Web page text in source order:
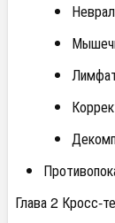
Глава 2 Кросс-